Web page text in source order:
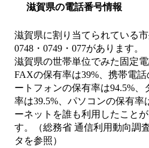
滋賀県の電話番号情報
滋賀県に割り当てられている市
0748・0749・077があります。
滋賀県の世帯単位でみた固定電
FAXの保有率は39%、携帯電
ートフォンの保有率は94.5%
率は39.5%、パソコンの保有率
ーネットを誰も利用したこと
す。（総務省 通信利用動向調
タを参照）